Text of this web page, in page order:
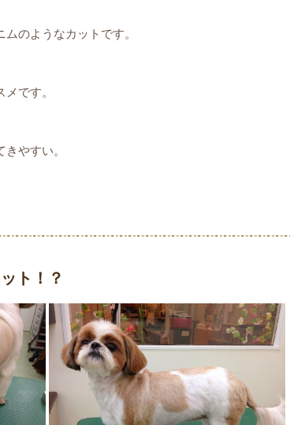
のようなカットです。
です。
やすい。
ト！？